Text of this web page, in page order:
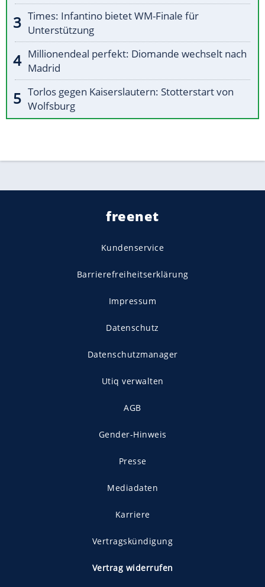
Times: Infantino bietet WM-Finale für
Unterstützung
Millionendeal perfekt: Diomande wechselt nach
Madrid
Torlos gegen Kaiserslautern: Stotterstart von
Wolfsburg
freenet
Kundenservice
Barrierefreiheitserklärung
Impressum
Datenschutz
Datenschutzmanager
Utiq verwalten
AGB
Gender-Hinweis
Presse
Mediadaten
Karriere
Vertragskündigung
Vertrag widerrufen